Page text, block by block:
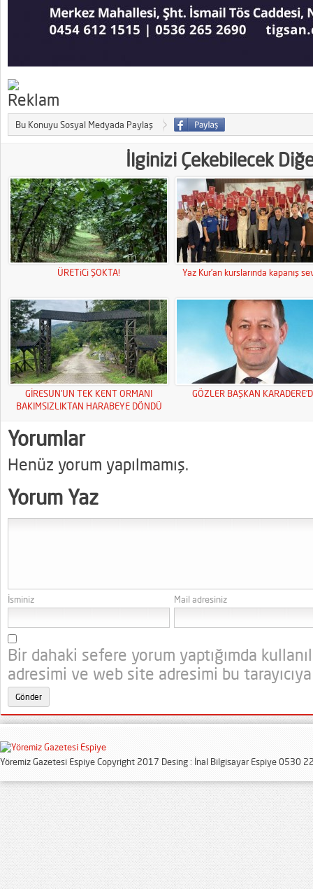
Bu Konuyu Sosyal Medyada Paylaş
İlginizi Çekebilecek
ÜRETiCi ŞOKTA! Yaz Kur’an kurslarında kapanış
GİRESUN’UN TEK KENT ORMANI
BAKIMSIZLIKTAN HARABEYE DÖNDÜ
GÖZLER BAŞKAN
Yorumlar
Henüz yorum yapılmamış.
Yorum Yaz
İsminiz Mail adresiniz
Bir dahaki sefere yorum yaptığımda
adresimi ve web site adresimi bu
Yöremiz Gazetesi Espiye Copyright 2017 Desing : İnal Bilgisayar Espiye 0530